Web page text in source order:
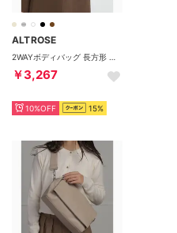
ALTROSE
￥3,267
10%OFF 15%